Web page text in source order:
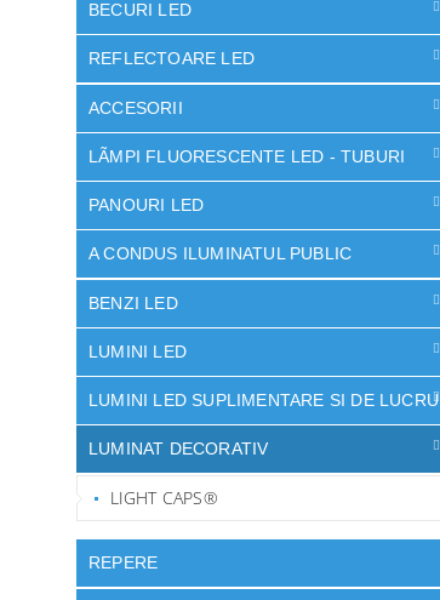
BECURI LED
REFLECTOARE LED
ACCESORII
LÃMPI FLUORESCENTE LED - TUBURI
PANOURI LED
A CONDUS ILUMINATUL PUBLIC
BENZI LED
LUMINI LED
LUMINI LED SUPLIMENTARE SI DE LUCRU
LUMINAT DECORATIV
LIGHT CAPS®
REPERE